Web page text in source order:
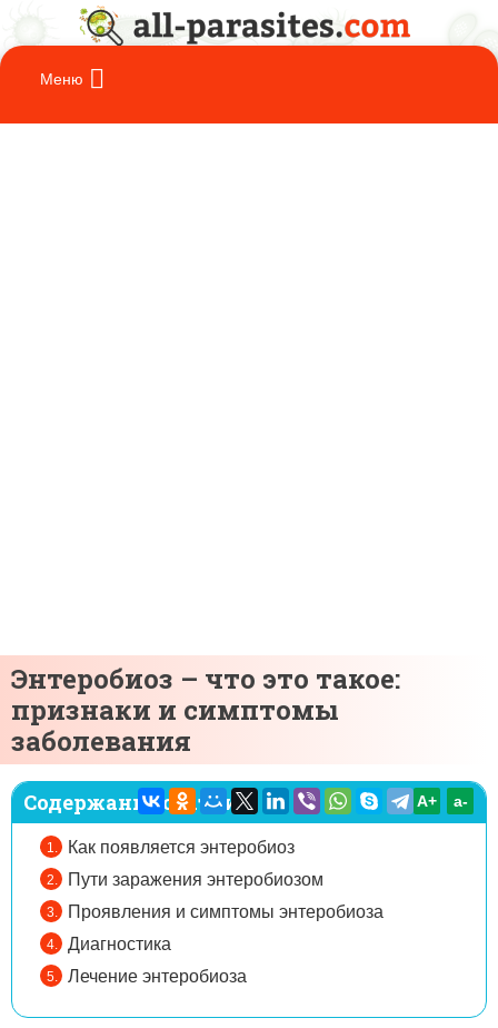
Энтеробиоз – что это такое:
признаки и симптомы
заболевания
Содержание статьи:
Как появляется энтеробиоз
Пути заражения энтеробиозом
Проявления и симптомы энтеробиоза
Диагностика
Лечение энтеробиоза
A+ а-